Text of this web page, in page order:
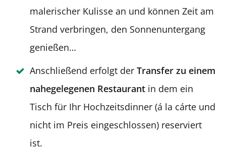
malerischer Kulisse an und können Zeit am
Strand verbringen, den Sonnenuntergang
genießen…
Anschließend erfolgt der Transfer zu einem
nahegelegenen Restaurant in dem ein
Tisch für Ihr Hochzeitsdinner (á la cárte und
nicht im Preis eingeschlossen) reserviert
ist.